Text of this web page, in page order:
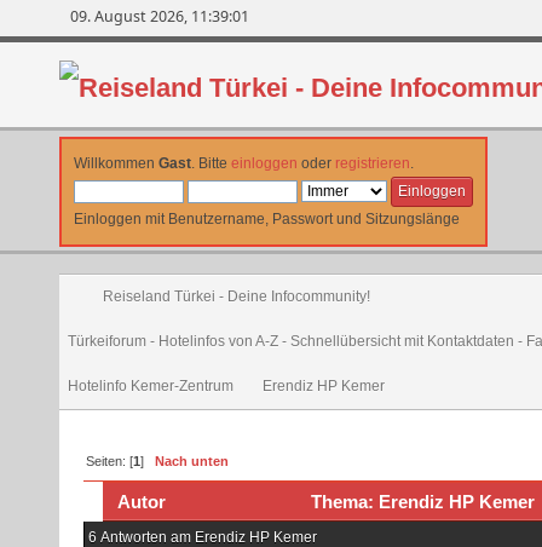
09. August 2026, 11:39:01
Willkommen Gast. Bitte einloggen oder registrieren.
Einloggen mit Benutzername, Passwort und Sitzungslänge
Reiseland Türkei - Deine Infocommunity!
Türkeiforum - Hotelinfos von A-Z - Schnellübersicht mit Kontaktdaten -
Hotelinfo Kemer-Zentrum Erendiz HP Kemer
Seiten: [1]Nach unten
Autor Thema: Erendiz HP Kemer
6 Antworten am Erendiz HP Kemer